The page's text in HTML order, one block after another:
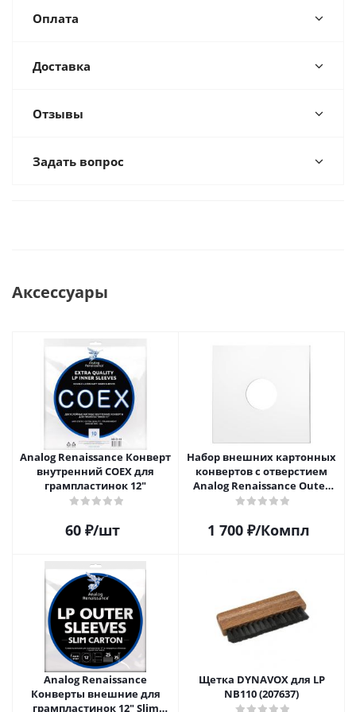
Оплата
Доставка
Отзывы
Задать вопрос
Аксессуары
Analog Renaissance Конверт
внутренний COEX для
грампластинок 12"
60 ₽/шт
Набор внешних картонных
конвертов с отверстием
Analog Renaissance Оuter
Carton Jacket, 10шт, AR-
1 700 ₽/Компл
Analog Renaissance
Конверты внешние для
грампластинок 12" Slim
Щетка DYNAVOX для LP
NB110 (207637)